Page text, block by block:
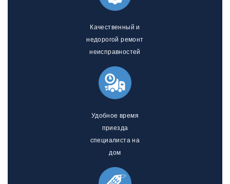
Качественный и
недорогой ремонт
неисправностей
Удобное время
приезда
специалиста на
дом